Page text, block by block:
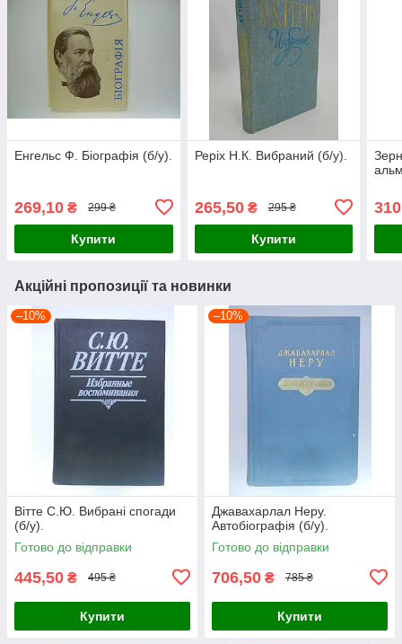
Енгельс Ф. Біографія (б/у).
269,10 ₴ 299 ₴
Купити
Реріх Н.К. Вибраний (б/у).
265,50₴ 295 ₴
Купити
Акційні пропозиції та новинки
–10%
Вітте С.Ю. Вибрані спогади
(б/у).
Готово до відправки
445,50 ₴ 495 ₴
Купити
–10%
Джавахарлал Неру.
Автобіографія (б/у).
Готово до відправки
706,50 ₴ 785 ₴
Купити